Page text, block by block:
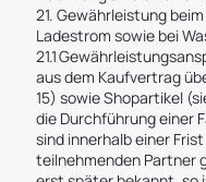
21. Gewährleistung
Ladestrom sowie bei
21.1
aus dem Kaufvertrag
15) sowie Shopartikel
die Durchführung einer
sind innerhalb einer
teilnehmenden Partner